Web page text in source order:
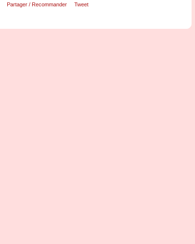
Partager / Recommander Tweet